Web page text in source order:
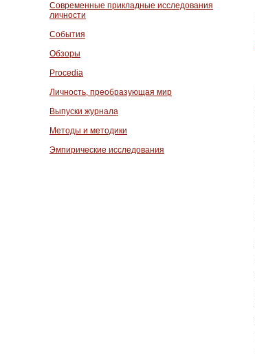
Современные прикладные исследования
личности
События
Обзоры
Procedia
Личность, преобразующая мир
Выпуски журнала
Методы и методики
Эмпирические исследования